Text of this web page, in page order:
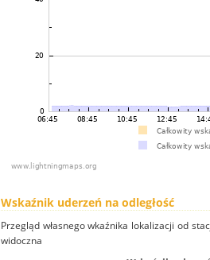
Wskaźnik uderzeń na odległość
Przegląd własnego wkaźnika lokalizacji od
widoczna